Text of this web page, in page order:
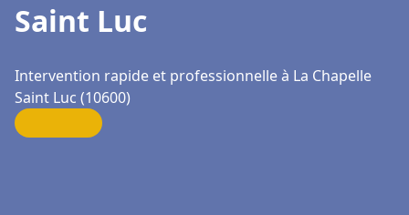
Saint Luc
Intervention rapide et professionnelle à La Chapelle
Saint Luc (10600)